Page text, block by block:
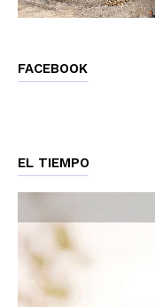
FACEBOOK
EL TIEMPO